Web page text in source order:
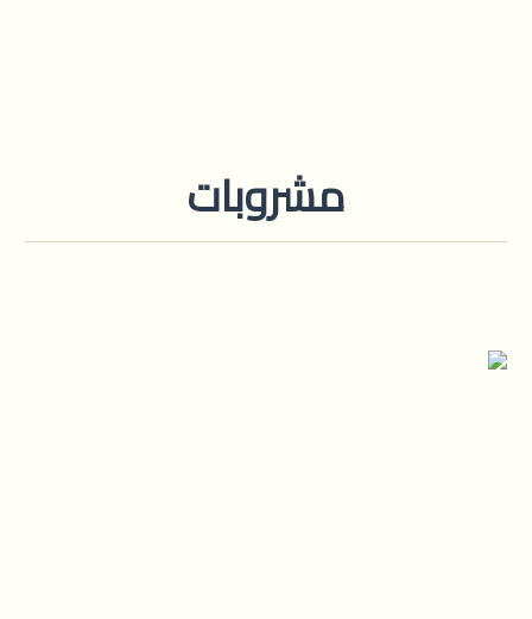
مشروبات